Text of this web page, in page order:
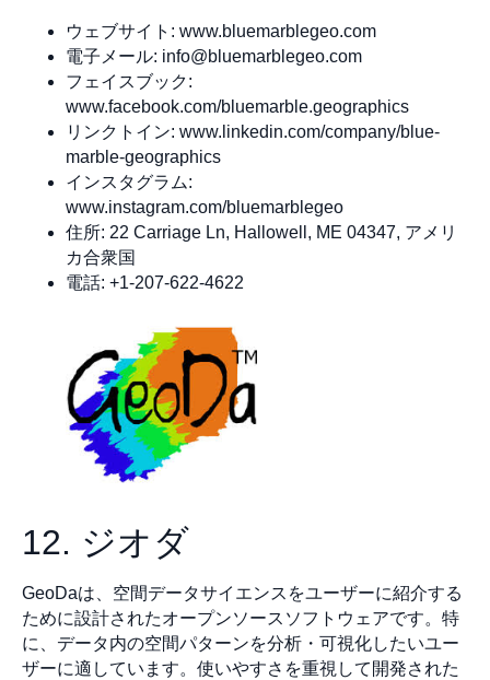
ウェブサイト: www.bluemarblegeo.com
電子メール: info@bluemarblegeo.com
フェイスブック:
www.facebook.com/bluemarble.geographics
リンクトイン: www.linkedin.com/company/blue-
marble-geographics
インスタグラム:
www.instagram.com/bluemarblegeo
住所: 22 Carriage Ln, Hallowell, ME 04347, アメリ
カ合衆国
電話: +1-207-622-4622
12. ジオダ
GeoDaは、空間データサイエンスをユーザーに紹介する
ために設計されたオープンソースソフトウェアです。特
に、データ内の空間パターンを分析・可視化したいユー
ザーに適しています。使いやすさを重視して開発された